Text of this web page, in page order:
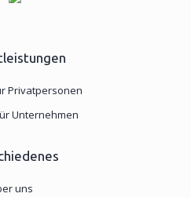
Privatpersonen
Unternehmen
uns